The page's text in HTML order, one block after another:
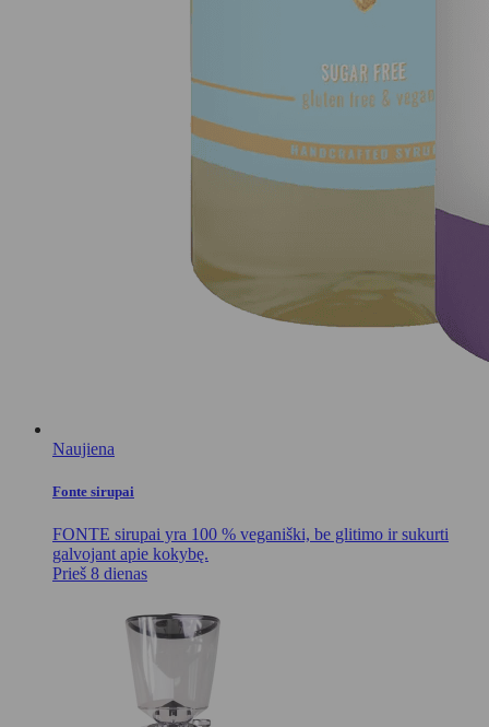
Naujiena
Fonte sirupai
FONTE sirupai yra 100 % veganiški, be glitimo ir sukurti
galvojant apie kokybę.
Prieš 8 dienas